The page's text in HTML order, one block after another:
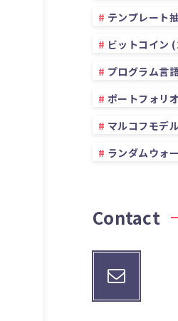
テンプレート
ビットコイン
プログラム言
ポートフォリ
マルコフモデ
ランダムウォ
Contact